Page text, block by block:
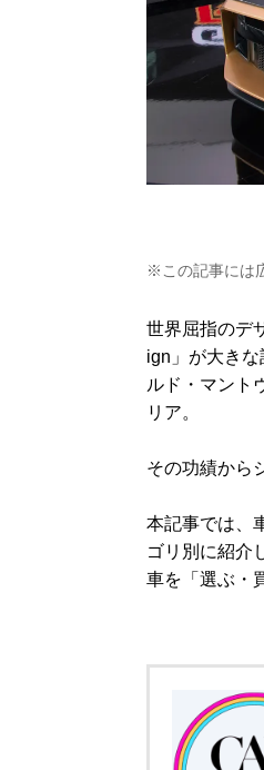
※この記事には
世界屈指のデ
ign」が大き
ルド・マント
リア。
その功績から
本記事では、
ゴリ別に紹介
車を「選ぶ・